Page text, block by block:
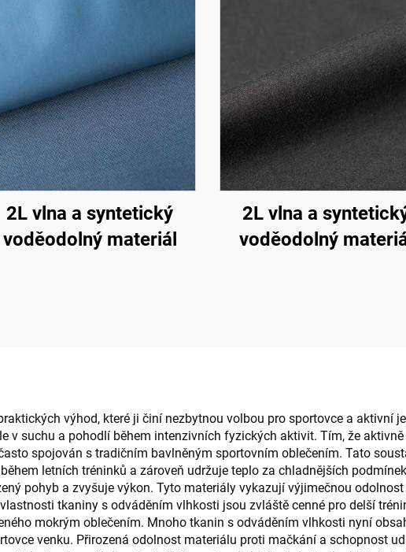
2L vlna a syntetický
voděodolný materiál
2L vlna a
voděodolný
výhod, které ji činí nezbytnou volbou pro sportovce a aktivní
v suchu a pohodlí během intenzivních fyzických aktivit. Tím, že
spojován s tradičním bavlněným sportovním oblečením. Tato
letních tréninků a zároveň udržuje teplo za chladnějších
pohyb a zvyšuje výkon. Tyto materiály vykazují výjimečnou
tkaniny s odváděním vlhkosti jsou zvláště cenné pro delší
mokrým oblečením. Mnoho tkanin s odváděním vlhkosti nyní
venku. Přirozená odolnost materiálu proti mačkání a schopnost